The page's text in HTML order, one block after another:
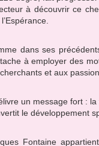
à découvrir ce
dans ses
à employer des
et aux
un message fort :
le développement
Fontaine